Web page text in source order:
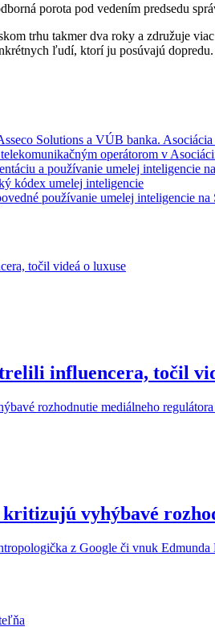
porota pod vedením predsedu
trhu takmer dva roky a združuje
ľudí, ktorí ju posúvajú dopredu.
Solutions a VÚB banka.
operátorom v
a používanie umelej inteligencie
kódex umelej inteligencie
používanie umelej inteligencie na
influencera, točil
vyhýbavé